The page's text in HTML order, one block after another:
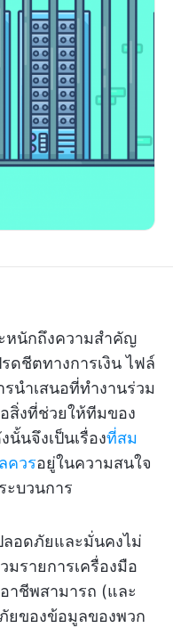
หนักถึงความสำคัญ
ดชีตทางการเงิน ไฟล์
รนำเสนอที่ทำงานร่วม
สิ่งที่ช่วยให้ทีมของ
นจึงเป็นเรื่องที่สม
ควรอยู่ในความสนใจ
บวนการ
อดภัยและมั่นคงไม่
มรายการเครื่องมือ
าชีพสามารถ (และ
ยของข้อมูลของพวก